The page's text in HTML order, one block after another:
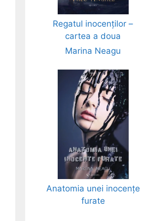
Regatul inocenților –
cartea a doua
Marina Neagu
Anatomia unei inocențe
furate